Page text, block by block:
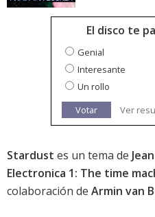
El disco te
Genial
Interesante
Un rollo
Votar
Ver
Stardust es un tema de
Electronica 1: The time
colaboración de Armin van